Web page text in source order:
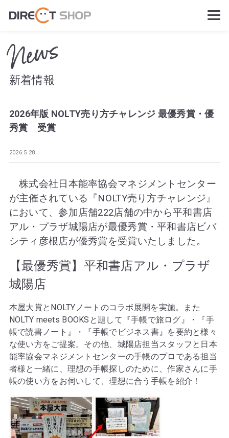
News
新着情報
2026年版 NOLTY売り方チャレンジ 最優秀賞・優
秀賞 受賞
2026.5.28
株式会社日本能率協会マネジメントセンター
が主催されている『NOLTY売り方チャレンジ』
において、参加店舗222店舗の中から平和書店
アル・プラザ城陽店が最優秀賞・平和書店ビバ
シティ彦根店が優秀賞を受賞いたしました。
【最優秀賞】平和書店アル・プラザ
城陽店
本屋大賞とNOLTYノートのコラボ展開を実施。また
NOLTY meets BOOKSと題して『手帳で旅ログ』・『手
帳で読書ノート』・『手帳でビジネス書』を要約と様々
な使い方をご提案。その他、城陽店担当スタッフと日本
能率協会マネジメントセンターの手帳のプロである担当
者様と一緒に、理想の手帳探しのために、作家さんに手
帳の使い方をお伺いして、理想に合う手帳を紹介！